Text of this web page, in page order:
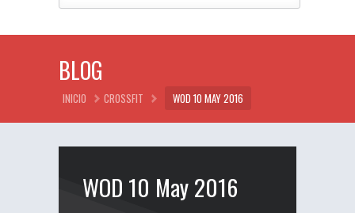
BLOG
INICIO CROSSFIT WOD 10 MAY 2016
WOD 10 May 2016